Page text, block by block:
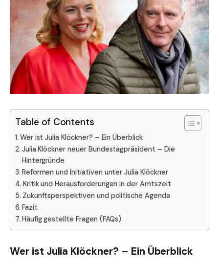
Table of Contents
Wer ist Julia Klöckner? – Ein Überblick
Julia Klöckner neuer Bundestagpräsident – Die
Hintergründe
Reformen und Initiativen unter Julia Klöckner
Kritik und Herausforderungen in der Amtszeit
Zukunftsperspektiven und politische Agenda
Fazit
Häufig gestellte Fragen (FAQs)
Wer ist Julia Klöckner? – Ein Überblick